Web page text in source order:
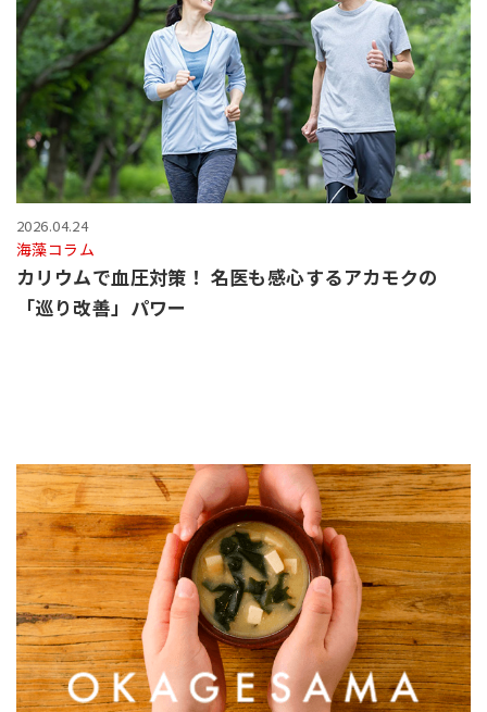
2026.04.24
海藻コラム
カリウムで血圧対策！ 名医も感心するアカモクの
「巡り改善」パワー